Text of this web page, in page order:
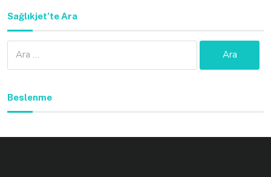
Sağlıkjet’te Ara
Arama:
Beslenme